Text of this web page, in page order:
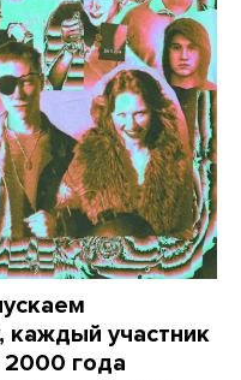
каждый участник
2000 года